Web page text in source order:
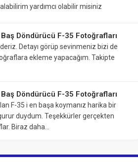
yardımcı olabilir misiniz
Baş Döndürücü F-35 Fotoğrafları
Detayı görüp sevinmeniz bizi de
ekleme yapacağım. Takipte
Baş Döndürücü F-35 Fotoğrafları
F-35 i en başa koymanız harika bir
duydum. Teşekkürler gerçekten
Biraz daha…